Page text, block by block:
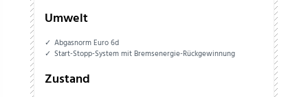
Umwelt
Abgasnorm Euro 6d
Start-Stopp-System mit Bremsenergie-Rückgewinnung
Zustand